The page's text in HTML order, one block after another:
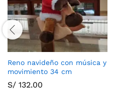
Reno navideño con música y
movimiento 34 cm
S/ 132.00